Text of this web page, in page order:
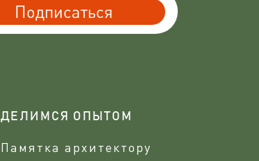
Подписаться
ДЕЛИМСЯ ОПЫТОМ
Памятка архитектору